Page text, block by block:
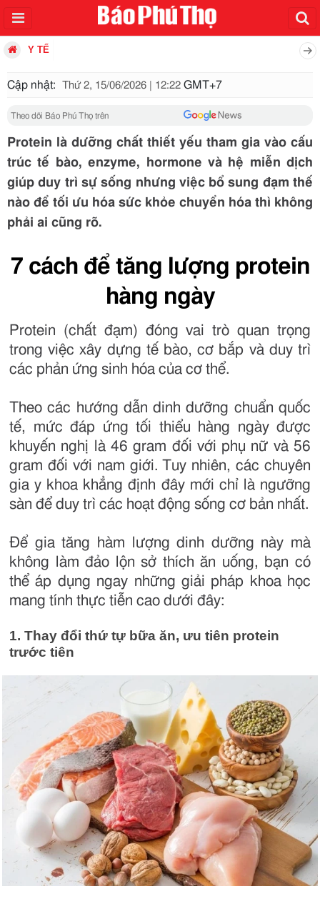
Y TẾ
Cập nhật: Thứ 2, 15/06/2026 | 12:22 GMT+7
Theo dõi Báo Phú Thọ trên
Protein là dưỡng chất thiết yếu tham gia vào cấu
trúc tế bào, enzyme, hormone và hệ miễn dịch
giúp duy trì sự sống nhưng việc bổ sung đạm thế
nào để tối ưu hóa sức khỏe chuyển hóa thì không
phải ai cũng rõ.
7 cách để tăng lượng protein
hàng ngày
Protein (chất đạm) đóng vai trò quan trọng
trong việc xây dựng tế bào, cơ bắp và duy trì
các phản ứng sinh hóa của cơ thể.
Theo các hướng dẫn dinh dưỡng chuẩn quốc
tế, mức đáp ứng tối thiểu hàng ngày được
khuyến nghị là 46 gram đối với phụ nữ và 56
gram đối với nam giới. Tuy nhiên, các chuyên
gia y khoa khẳng định đây mới chỉ là ngưỡng
sàn để duy trì các hoạt động sống cơ bản nhất.
Để gia tăng hàm lượng dinh dưỡng này mà
không làm đảo lộn sở thích ăn uống, bạn có
thể áp dụng ngay những giải pháp khoa học
mang tính thực tiễn cao dưới đây:
1. Thay đổi thứ tự bữa ăn, ưu tiên protein
trước tiên